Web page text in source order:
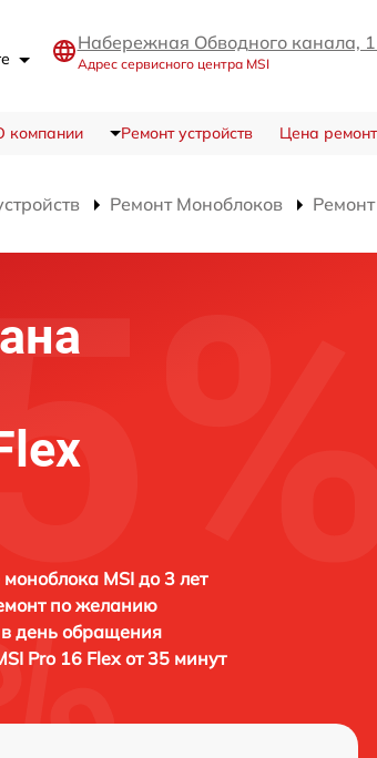
Набережная Обводного канала,
Адрес сервисного центра MSI
компании Ремонт устройств Цена
Ремонт Моноблоков
моноблока MSI до 3 лет
по желанию
в день обращения
Pro 16 Flex от 35 минут